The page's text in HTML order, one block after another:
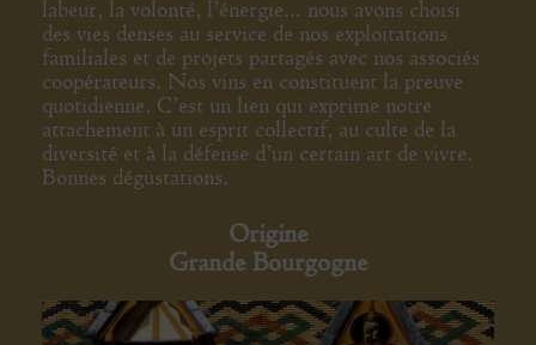
labeur, la volonté, l’énergie… nous avons choisi
des vies denses au service de nos exploitations
familiales et de projets partagés avec nos associés
coopérateurs. Nos vins en constituent la preuve
quotidienne. C’est un lien qui exprime notre
attachement à un esprit collectif, au culte de la
diversité et à la défense d’un certain art de vivre.
Bonnes dégustations.
Origine
Grande Bourgogne